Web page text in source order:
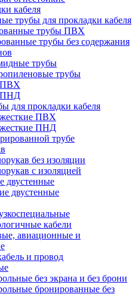
кабеля
трубы для прокладки кабеля
трубы ПВХ
трубы без содержания
трубы
трубы
ПВХ
ПНД
для прокладки кабеля
ПВХ
ПНД
трубе
без изоляции
с изоляцией
двустенные
двустенные
кабели
авиационные и
и провод
без экрана и без брони
бронированные без